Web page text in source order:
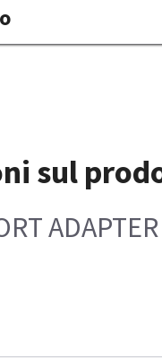
sul
ADAPTER